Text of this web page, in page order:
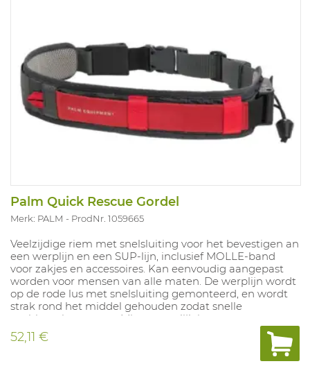
Palm Quick Rescue Gordel
Merk: PALM ProdNr. 1059665
Veelzijdige riem met snelsluiting voor het bevestigen an
een werplijn en een SUP-lijn, inclusief MOLLE-band
voor zakjes en accessoires. Kan eenvoudig aangepast
worden voor mensen van alle maten. De werplijn wordt
op de rode lus met snelsluiting gemonteerd, en wordt
strak rond het middel gehouden zodat snelle
positionering voor redding mogelijk is.
52,11 €